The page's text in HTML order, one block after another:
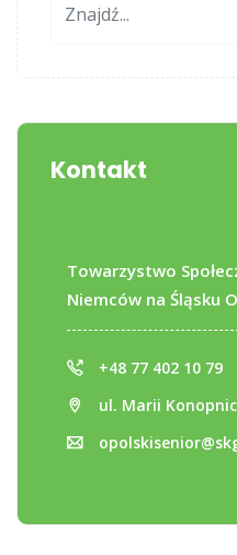
Kontakt
Towarzystwo
Niemców na Śląsku
+48 77 402 10 79
ul. Marii